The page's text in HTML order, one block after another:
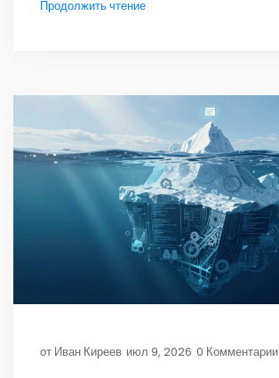
Продолжить чтение
от Иван Киреев июл 9, 2026 0 Комментарии